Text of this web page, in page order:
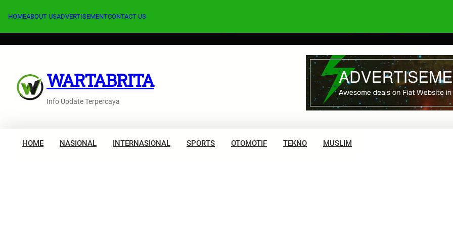
HOMEABOUT USADVERTISEMENTCONTACT US
WARTABRITA
Info Update Terpercaya
HOME NASIONAL INTERNASIONAL SPORTS OTOMOTIF TEKNO MUSLIM